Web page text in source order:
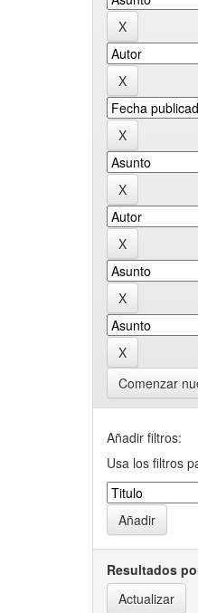
Comenzar
Añadir filtros:
Usa los filtros
Resultados